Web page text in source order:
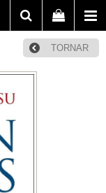
TORNAR